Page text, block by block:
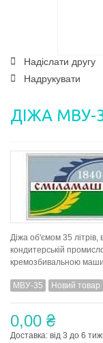
Надіслати другу
Надрукувати
ДІЖА МВУ-
Діжа об'ємом 35 літрів,
кондитерській
кремозбивальною
МВУ-35 Новий товар
0,00 ₴
Доставка: від 3 до 6